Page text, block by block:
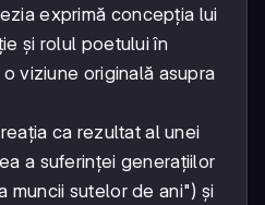
exprimă concepția lui
și rolul poetului în
viziune originală asupra
ca rezultat al unei
a suferinței generațiilor
muncii sutelor de ani") și